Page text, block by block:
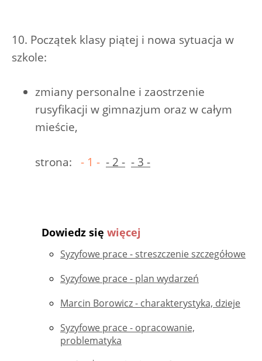
10. Początek klasy piątej i nowa sytuacja w
szkole:
zmiany personalne i zaostrzenie
rusyfikacji w gimnazjum oraz w całym
mieście,
strona: - 1 - - 2 - - 3 -
Dowiedz się więcej
Syzyfowe prace - streszczenie szczegółowe
Syzyfowe prace - plan wydarzeń
Marcin Borowicz - charakterystyka, dzieje
Syzyfowe prace - opracowanie,
problematyka